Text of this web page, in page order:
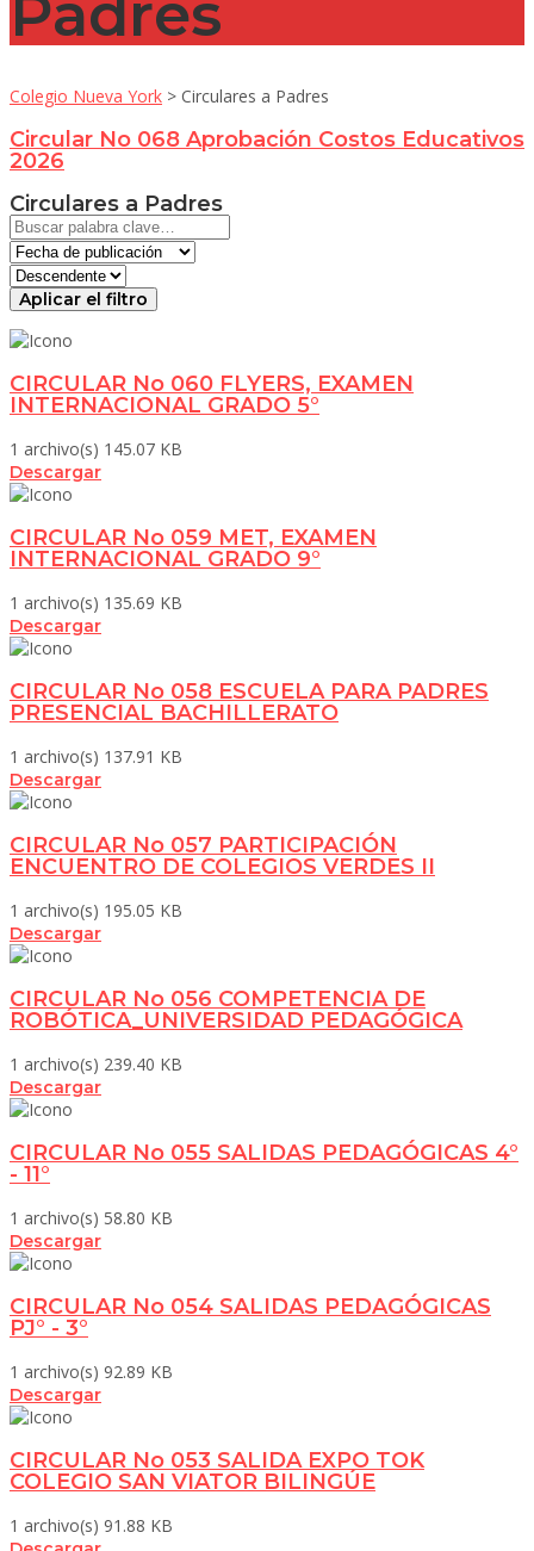
Colegio Nueva York > Circulares a Padres
Circular No 068 Aprobación Costos Educativos
2026
Circulares a Padres
Aplicar el filtro
CIRCULAR No 060 FLYERS, EXAMEN
INTERNACIONAL GRADO 5°
1 archivo(s) 145.07 KB
Descargar
CIRCULAR No 059 MET, EXAMEN
INTERNACIONAL GRADO 9°
1 archivo(s) 135.69 KB
Descargar
CIRCULAR No 058 ESCUELA PARA PADRES
PRESENCIAL BACHILLERATO
1 archivo(s) 137.91 KB
Descargar
CIRCULAR No 057 PARTICIPACIÓN
ENCUENTRO DE COLEGIOS VERDES II
1 archivo(s) 195.05 KB
Descargar
CIRCULAR No 056 COMPETENCIA DE
ROBÓTICA_UNIVERSIDAD PEDAGÓGICA
1 archivo(s) 239.40 KB
Descargar
CIRCULAR No 055 SALIDAS PEDAGÓGICAS 4°
- 11°
1 archivo(s) 58.80 KB
Descargar
CIRCULAR No 054 SALIDAS PEDAGÓGICAS
PJ° - 3°
1 archivo(s) 92.89 KB
Descargar
CIRCULAR No 053 SALIDA EXPO TOK
COLEGIO SAN VIATOR BILINGÚE
1 archivo(s) 91.88 KB